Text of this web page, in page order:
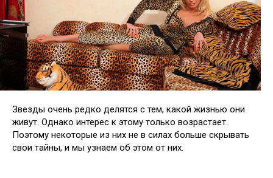
Звезды очень редко делятся с тем, какой жизнью они
живут. Однако интерес к этому только возрастает.
Поэтому некоторые из них не в силах больше скрывать
свои тайны, и мы узнаем об этом от них.